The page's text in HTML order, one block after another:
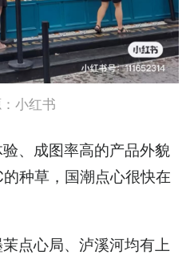
小红书
、成图率高的产品外貌
种草，国潮点心很快在
点心局、泸溪河均有上